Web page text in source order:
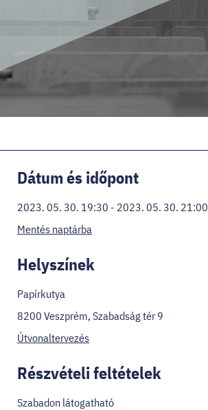
Dátum és időpont
2023. 05. 30. 19:30 - 2023. 05. 30. 21:00
Mentés naptárba
Helyszínek
Papírkutya
8200 Veszprém, Szabadság tér 9
Útvonaltervezés
Részvételi feltételek
Szabadon látogatható